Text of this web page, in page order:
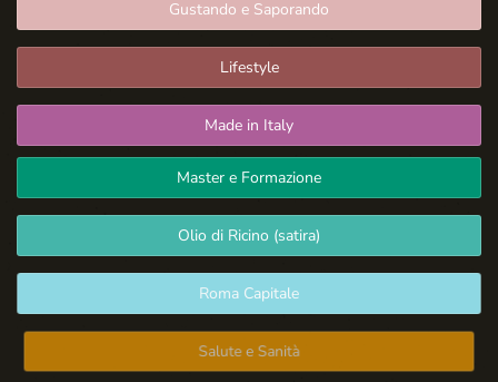
Gustando e Saporando
Lifestyle
Made in Italy
Master e Formazione
Olio di Ricino (satira)
Roma Capitale
Salute e Sanità